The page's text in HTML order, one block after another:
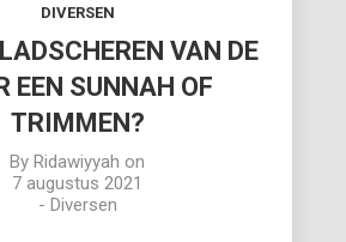
DIVERSEN
VAN DE
EEN SUNNAH OF
TRIMMEN?
ByRidawiyyah on
7 augustus 2021
- Diversen